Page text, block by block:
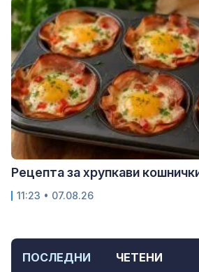
ПОСЛЕДНИ ЧЕТЕНИ
Рецепта за хрупкави
11:23 • 07.08.26